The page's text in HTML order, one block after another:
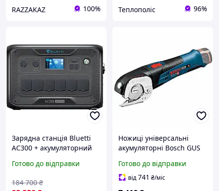
RAZZAKAZ 100% Теплополіс 96%
Зарядна станція Bluetti
AC300 + акумуляторний
5120Wh, LiFePO4 ( 23168 )
Готово до відправки
184 700 ₴
Ножиці універсальні
акумуляторні Bosch GUS
(06019B2901)
Готово до відправки
від741 ₴/міс